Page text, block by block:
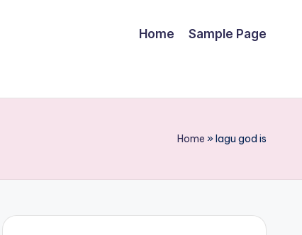
Home Sample Page
Home »lagu god is